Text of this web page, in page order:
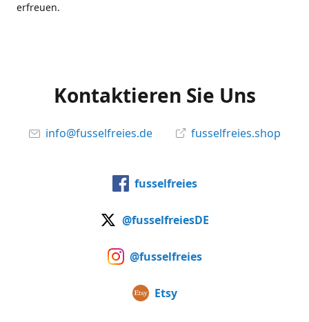
erfreuen.
Kontaktieren Sie Uns
info@fusselfreies.de fusselfreies.shop
fusselfreies
@fusselfreiesDE
@fusselfreies
Etsy